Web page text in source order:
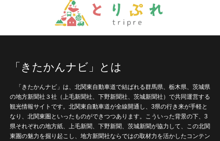
「きたかんナビ」とは
「きたかんナビ」は、北関東自動車道で結ばれる群馬県、栃木県、茨城県
の地方新聞社３社（上毛新聞社、下野新聞社、茨城新聞社）で共同運営する
観光情報サイトです。北関東自動車道が全線開通し、3県の行き来が手軽と
なり、北関東圏といったものができつつあります。こういった背景の下、3
県それぞれの地方紙、上毛新聞、下野新聞、茨城新聞が協力して、この北関
東圏の魅力を掘り起こし、地方新聞社ならではの取材力を活かしたコンテン